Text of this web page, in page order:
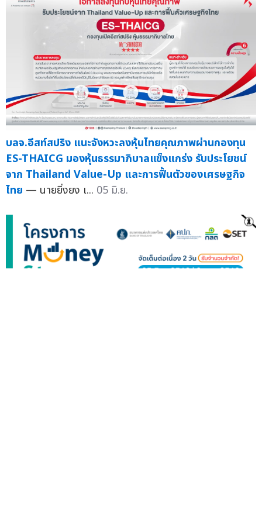
บลจ.อีสท์สปริง แนะจังหวะลงหุ้นไทยคุณภาพผ่านกองทุน
ES-THAICG มองหุ้นธรรมาภิบาลแข็งแกร่ง รับประโยชน์
จาก Thailand Value-Up และการฟื้นตัวของเศรษฐกิจ
ไทย — นายยิ่งยง เ... 05 มิ.ย.